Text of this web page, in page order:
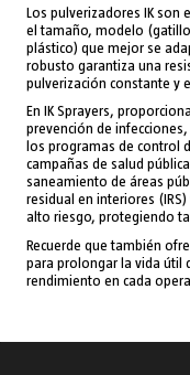
Los pulverizadores IK son
el tamaño, modelo
plástico) que mejor se
robusto garantiza una
pulverización constante y
En IK Sprayers,
prevención de
los programas de control
campañas de salud
saneamiento de áreas
residual en interiores
alto riesgo, protegiendo
Recuerde que también
para prolongar la vida útil
rendimiento en cada